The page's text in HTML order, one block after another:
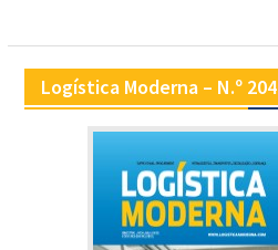
Logística Moderna – N.º 204